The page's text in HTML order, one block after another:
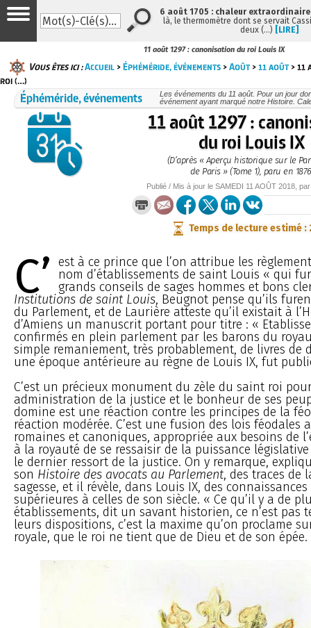
11 août 1297 : canonisation du roi Louis IX
Vous êtes ici :Accueil >Éphéméride, événements >Août >11 août >
roi (…)
Éphéméride, événements
Les événements du 11 août. Pour un jour
événement ayant marqué notre Histoire.
11 août 1297 :
du roi Louis IX
(D’après « Aperçu historique sur le
de Paris » (Tome 1), paru en
Publié / Mis à jour le SAMEDI 11 AOÛT 2018 ,
Temps de lecture estimé :
C’ est à ce prince que l’on attribue les
nom d’établissements de saint Louis « qui
grands conseils de sages hommes et bons
Institutions de saint Louis, Beugnot pense qu’ils
du Parlement, et de Laurière atteste qu’il existait à
d’Amiens un manuscrit portant pour titre : «
confirmés en plein parlement par les barons du
simple remaniement, très probablement, de livres de
une époque antérieure au règne de Louis IX, fut
C’est un précieux monument du zèle du saint roi
administration de la justice et le bonheur de ses
domine est une réaction contre les principes de la
réaction modérée. C’est une fusion des lois féodales
romaines et canoniques, appropriée aux besoins de
à la royauté de se ressaisir de la puissance
le dernier ressort de la justice. On y remarque,
son Histoire des avocats au Parlement, des traces de
sagesse, et il révèle, dans Louis IX, des
supérieures à celles de son siècle. « Ce qu’il y a de
établissements, dit un savant historien, ce n’est pas
leurs dispositions, c’est la maxime qu’on proclame
royale, que le roi ne tient que de Dieu et de son épée.
6 août 1705 : chaleur
là, le thermomètre dont se servait
deux (…) [LIRE]